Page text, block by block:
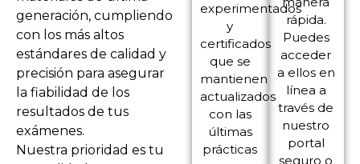
generación, cumpliendo
con los más altos
estándares de calidad y
precisión para asegurar
la fiabilidad de los
resultados de tus
exámenes.
Nuestra prioridad es tu
experimentados
y
certificados
que se
mantienen
actualizados
con las
últimas
prácticas
rápida.
Puedes
acceder
a ellos en
línea a
través de
nuestro
portal
seguro o